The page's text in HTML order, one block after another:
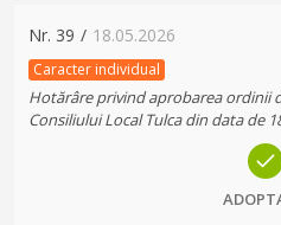
Nr. 39 / 18.05.2026
Caracter individual
Hotărâre privind aprobarea ordinii
Consiliului Local Tulca din data de